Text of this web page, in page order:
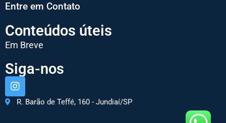
Entre em Contato
Conteúdos úteis
Em Breve
Siga-nos
R. Barão de Teffé, 160 - Jundiaí/SP